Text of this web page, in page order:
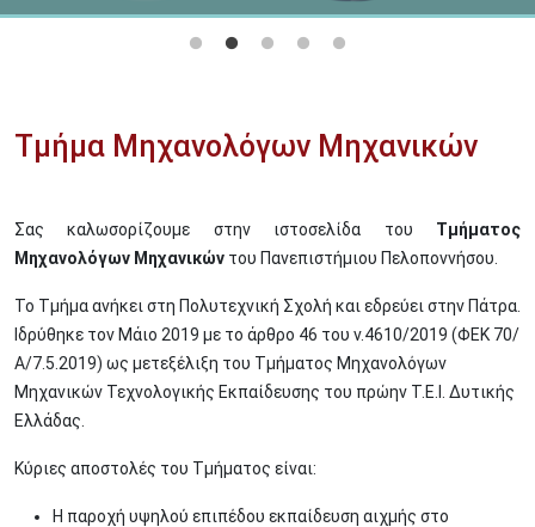
Τμήμα Μηχανολόγων Μηχανικών
Σας καλωσορίζουμε στην ιστοσελίδα του Τμήματος
Μηχανολόγων Μηχανικών του Πανεπιστήμιου Πελοποννήσου.
Το Τμήμα ανήκει στη Πολυτεχνική Σχολή και εδρεύει στην Πάτρα.
Ιδρύθηκε τον Μάιο 2019 με το άρθρο 46 του ν.4610/2019 (ΦΕΚ 70/
Α/7.5.2019) ως μετεξέλιξη του Τμήματος Μηχανολόγων
Μηχανικών Τεχνολογικής Εκπαίδευσης του πρώην Τ.Ε.Ι. Δυτικής
Ελλάδας.
Κύριες αποστολές του Τμήματος είναι:
Η παροχή υψηλού επιπέδου εκπαίδευση αιχμής στο